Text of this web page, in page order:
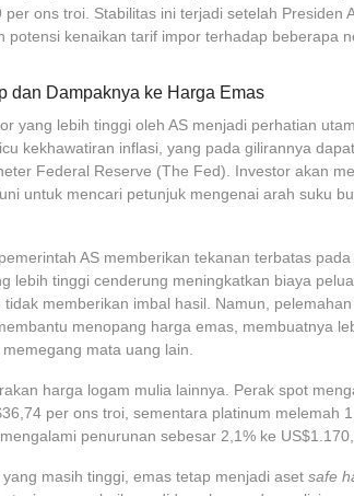
ons troi. Stabilitas ini terjadi setelah Presiden
potensi kenaikan tarif impor terhadap beberapa
dan Dampaknya ke Harga Emas
yang lebih tinggi oleh AS menjadi perhatian
kekhawatiran inflasi, yang pada gilirannya dapat
Federal Reserve (The Fed). Investor akan
untuk mencari petunjuk mengenai arah suku
AS memberikan tekanan terbatas pada
lebih tinggi cenderung meningkatkan biaya
memberikan imbal hasil. Namun,
menopang harga emas, membuatnya
mata uang lain.
harga logam mulia lainnya. Perak spot
per ons troi, sementara platinum melemah
penurunan sebesar 2,1% ke
masih tinggi, emas tetap menjadi aset safe